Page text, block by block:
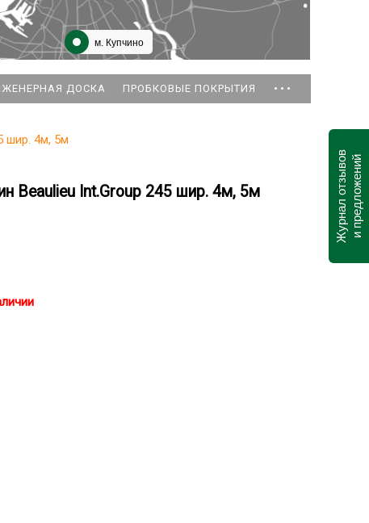
м. Купчино
ДОСКА ПРОБКОВЫЕ ПОКРЫТИЯ ...
шир. 4м, 5м
Beaulieu Int.Group 245 шир. 4м, 5м Журнал отзывови предложений